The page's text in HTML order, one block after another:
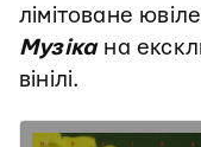
лімітоване
Музіка на
вінілі.